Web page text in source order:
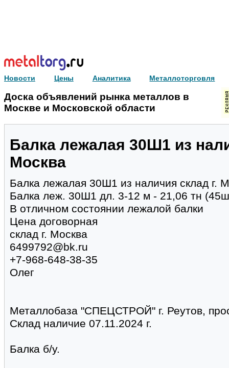
Новости Цены Аналитика Металлоторговля
Доска объявлений рынка металлов в
Москве и Московской области
Балка лежалая 30Ш1 из
Москва
Балка лежалая 30Ш1 из наличия склад г.
Балка леж. 30Ш1 дл. 3-12 м - 21,06 тн
В отличном состоянии лежалой балки
Цена договорная
склад г. Москва
6499792@bk.ru
+7-968-648-38-35
Олег
Металлобаза "СПЕЦСТРОЙ" г. Реутов,
Склад наличие 07.11.2024 г.
Балка б/у.